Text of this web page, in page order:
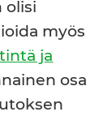
olisi
myös
ja
osa